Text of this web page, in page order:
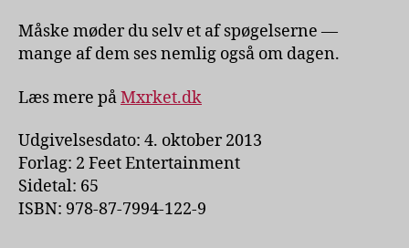
Måske møder du selv et af spøgelserne —
mange af dem ses nemlig også om dagen.
Læs mere påMxrket.dk
Udgivelsesdato: 4. oktober 2013
Forlag: 2 Feet Entertainment
Sidetal: 65
ISBN: 978-87-7994-122-9